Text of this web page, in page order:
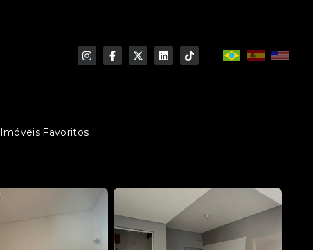
Imóveis Favoritos